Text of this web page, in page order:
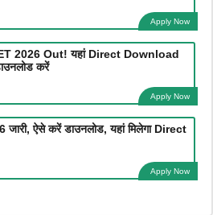
Apply Now
2026 Out! यहां Direct Download
करें
Apply Now
ऐसे करें डाउनलोड, यहां मिलेगा Direct
Apply Now